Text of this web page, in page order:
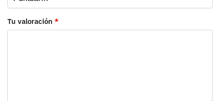
Tu valoración *